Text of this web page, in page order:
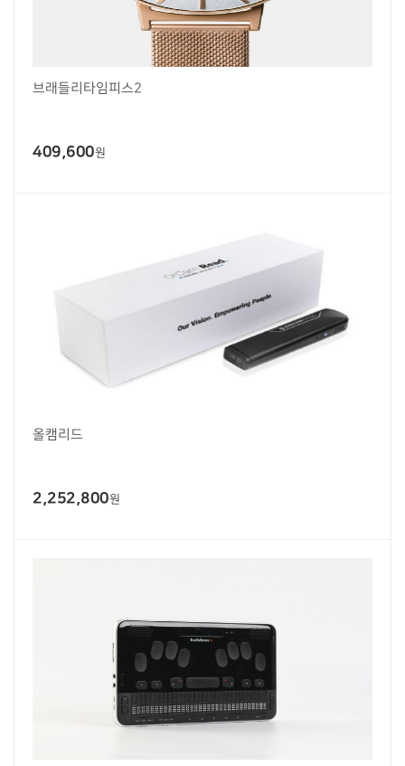
브래들리타임피스2
409,600원
올캠리드
2,252,800원